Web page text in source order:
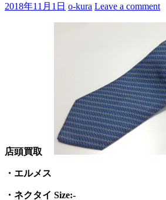
2018年11月1日 o-kura Leave a comment
店頭買取
・エルメス
・ネクタイ Size:-